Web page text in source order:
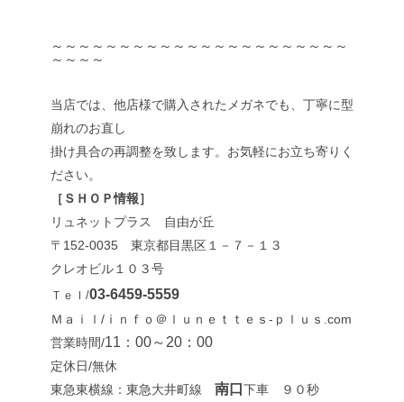
～～～～～～～～～～～～～～～～～～～～～～
～～～～
当店では、他店様で購入されたメガネでも、丁寧に型
崩れのお直し
掛け具合の再調整を致します。お気軽にお立ち寄りく
ださい。
［ＳＨＯＰ情報］
リュネットプラス 自由が丘
〒152-0035 東京都目黒区１－７－１３
クレオビル１０３号
Ｔｅｌ/03-6459-5559
Ｍａｉｌ/ｉｎｆｏ＠ｌｕｎｅｔｔｅｓ-ｐｌｕｓ.com
営業時間/11：00～20：00
定休日/無休
東急東横線：東急大井町線 南口 下車 ９０秒